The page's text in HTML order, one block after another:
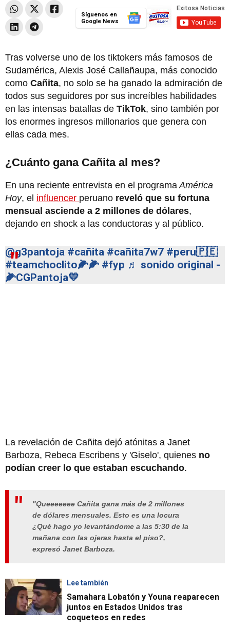
Síguenos en
Google News
Tras volverse uno de los tiktokers más famosos de
Sudamérica, Alexis José Callañaupa, más conocido
como Cañita, no solo se ha ganado la admiración de
todos sus seguidores por sus increíbles habilidades
en las intensas batallas de TikTok, sino también por
los enormes ingresos millonarios que genera con
ellas cada mes.
¿Cuánto gana Cañita al mes?
En una reciente entrevista en el programa América
Hoy, el influencer peruano reveló que su fortuna
mensual asciende a 2 millones de dólares,
dejando en shock a las conductoras y al público.
@g3pantoja #cañita #cañita7w7 #peru🇵🇪
#teamchoclito🌽🌽 #fyp ♬ sonido original -
🌽CGPantoja💛
La revelación de Cañita dejó atónitas a Janet
Barboza, Rebeca Escribens y 'Giselo', quienes no
podían creer lo que estaban escuchando.
"Queeeeeee Cañita gana más de 2 millones
de dólares mensuales. Esto es una locura
¿Qué hago yo levantándome a las 5:30 de la
mañana con las ojeras hasta el piso?,
expresó Janet Barboza.
Lee también
Samahara Lobatón y Youna reaparecen
juntos en Estados Unidos tras
coqueteos en redes